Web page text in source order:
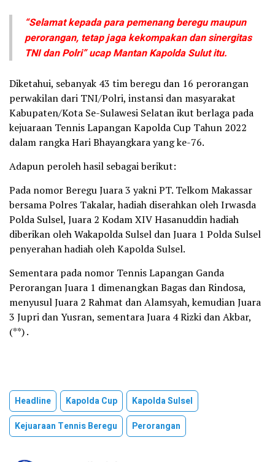
“Selamat kepada para pemenang beregu maupun
perorangan, tetap jaga kekompakan dan sinergitas
TNI dan Polri” ucap Mantan Kapolda Sulut itu.
Diketahui, sebanyak 43 tim beregu dan 16 perorangan
perwakilan dari TNI/Polri, instansi dan masyarakat
Kabupaten/Kota Se-Sulawesi Selatan ikut berlaga pada
kejuaraan Tennis Lapangan Kapolda Cup Tahun 2022
dalam rangka Hari Bhayangkara yang ke-76.
Adapun peroleh hasil sebagai berikut:
Pada nomor Beregu Juara 3 yakni PT. Telkom Makassar
bersama Polres Takalar, hadiah diserahkan oleh Irwasda
Polda Sulsel, Juara 2 Kodam XIV Hasanuddin hadiah
diberikan oleh Wakapolda Sulsel dan Juara 1 Polda Sulsel
penyerahan hadiah oleh Kapolda Sulsel.
Sementara pada nomor Tennis Lapangan Ganda
Perorangan Juara 1 dimenangkan Bagas dan Rindosa,
menyusul Juara 2 Rahmat dan Alamsyah, kemudian Juara
3 Jupri dan Yusran, sementara Juara 4 Rizki dan Akbar,
(**) .
Headline Kapolda Cup
Kapolda Sulsel
Kejuaraan Tennis Beregu
Perorangan